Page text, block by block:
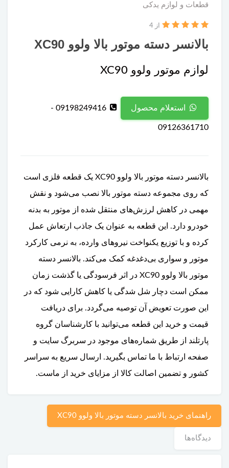
قطعات و لوازم یدکی
بالانسر دسته موتور بالا ولوو XC90
از 4
لوازم موتور ولوو XC90
استعلام محصول 09198249416 -
09126361710
بالانسر دسته موتور بالا ولوو XC90 یک قطعه فلزی است
که روی مجموعه دسته موتور بالا نصب می‌شود و نقش
مهمی در کاهش لرزش‌های منتقل شده از موتور به بدنه
خودرو دارد. این قطعه به عنوان یک جاذب ارتعاش عمل
کرده و با توزیع یکنواخت نیروهای وارده، به نرمی کارکرد
موتور و سواری بی‌دغدغه کمک می‌کند. بالانسر دسته
موتور بالا ولوو XC90 در اثر فرسودگی یا گذشت زمان
ممکن است دچار شل شدگی یا کاهش کارایی شود که در
این صورت تعویض آن توصیه می‌گردد. برای دریافت
قیمت و خرید این قطعه می‌توانید با کارشناسان گروه
پارتلند از طریق شماره‌های موجود در سربرگ سایت و
صفحه ارتباط با ما تماس بگیرید. ارسال سریع به سراسر
کشور و تضمین اصالت کالا از مزایای خرید از ماست.
راهنمای خرید بالانسر دسته موتور بالا ولوو XC90
دیدگاه‌ها